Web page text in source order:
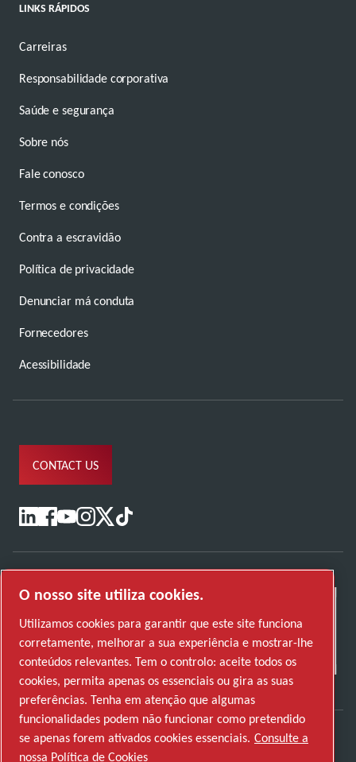
LINKS RÁPIDOS
Carreiras
Responsabilidade corporativa
Saúde e segurança
Sobre nós
Fale conosco
Termos e condições
Contra a escravidão
Política de privacidade
Denunciar má conduta
Fornecedores
Acessibilidade
CONTACT US
Descubra como o Atlas Copco Group permite
O nosso site utiliza cookies.
Utilizamos cookies para garantir que este site funciona
corretamente, melhorar a sua experiência e mostrar-lhe
conteúdos relevantes. Tem o controlo: aceite todos os
cookies, permita apenas os essenciais ou gira as suas
preferências. Tenha em atenção que algumas
funcionalidades podem não funcionar como pretendido
se apenas forem ativados cookies essenciais. Consulte a
nossa Política de Cookies